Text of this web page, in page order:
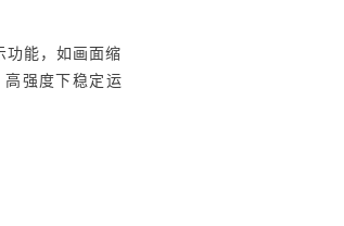
功能，如画面缩
强度下稳定运